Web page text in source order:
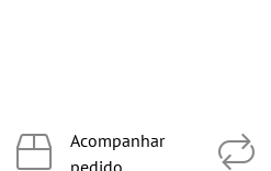
Acompanhar